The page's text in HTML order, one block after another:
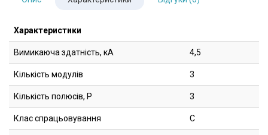
Характеристики
Вимикаюча здатність, кА 4,5
Кількість модулів 3
Кількість полюсів, Р 3
Клас спрацьовування C